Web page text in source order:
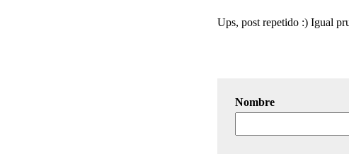
Ups, post repetido :) Igual
Nombre